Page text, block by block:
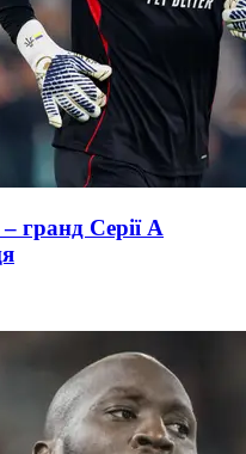
гранд Серії А